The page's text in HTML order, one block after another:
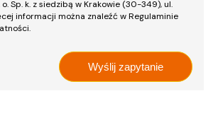
Sp. k. z siedzibą w Krakowie (30-349), ul.
informacji można znaleźć w Regulaminie